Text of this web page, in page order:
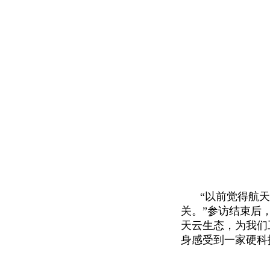
“以前觉得航
关。”参访结束后
天云生态，为我
身感受到一家硬